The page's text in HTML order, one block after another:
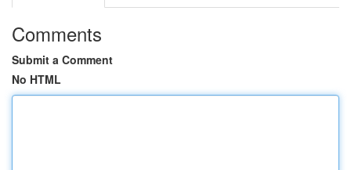
Comments
Submit a Comment
No HTML